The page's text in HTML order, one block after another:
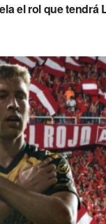
el rol que tendrá